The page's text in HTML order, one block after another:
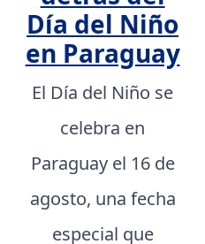
Día del Niño
en Paraguay
El Día del Niño se
celebra en
Paraguay el 16 de
agosto, una fecha
especial que